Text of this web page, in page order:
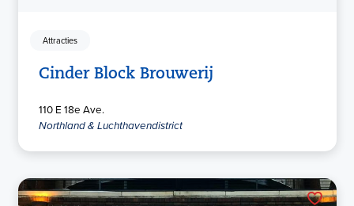
Attracties
Cinder Block Brouwerij
110 E 18e Ave.
Northland & Luchthavendistrict